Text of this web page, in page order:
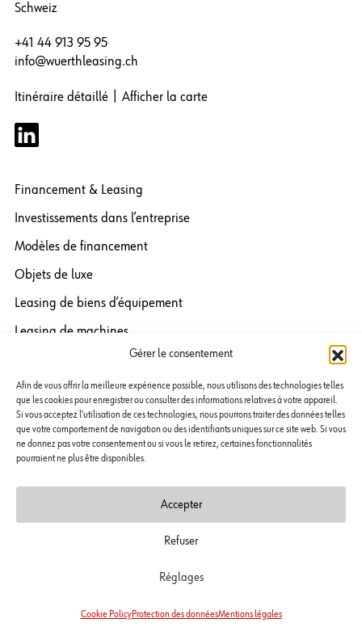
Gérer le consentement
Afin de vous offrir la meilleure expérience possible, nous utilisons des technologies telles
que les cookies pour enregistrer ou consulter des informations relatives à votre appareil.
Si vous acceptez l'utilisation de ces technologies, nous pourrons traiter des données telles
que votre comportement de navigation ou des identifiants uniques sur ce site web. Si vous
ne donnez pas votre consentement ou si vous le retirez, certaines fonctionnalités
pourraient ne plus être disponibles.
Accepter
Refuser
Réglages
Cookie PolicyProtection des donnéesMentions légales
Schweiz
+41 44 913 95 95
info@wuerthleasing.ch
Itinéraire détaillé| Afficher la carte
Financement & Leasing
Investissements dans l’entreprise
Modèles de financement
Objets de luxe
Leasing de biens d’équipement
Leasing de machines
Leasing de technique médicale
Leasing de véhicules & de flottes
Leasing IT / technologies de linformation et de la
communication (TIC)
Leasing de véhicules de luxe
© Copyright 2026 Würth Leasing AG.
Politique en matière de cookies